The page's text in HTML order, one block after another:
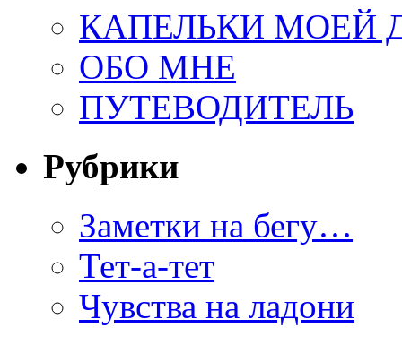
КАПЕЛЬКИ МОЕЙ
ОБО МНЕ
ПУТЕВОДИТЕЛЬ
Рубрики
Заметки на бегу…
Тет-а-тет
Чувства на ладони